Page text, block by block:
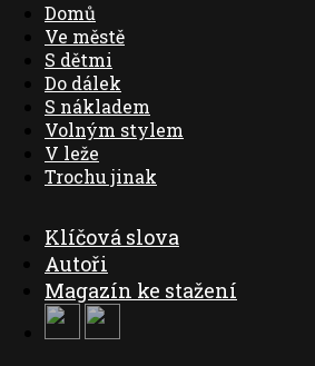
Domů
Ve městě
S dětmi
Do dálek
S nákladem
Volným stylem
V leže
Trochu jinak
Klíčová slova
Autoři
Magazín ke stažení